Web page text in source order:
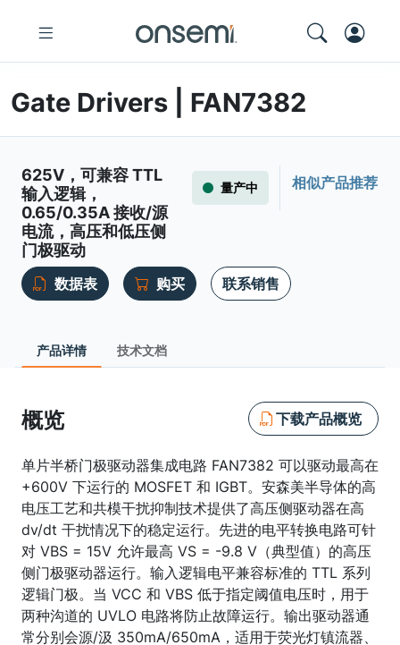
Gate Drivers | FAN7382
625V，可兼容 TTL
输入逻辑，
0.65/0.35A 接收/源
电流，高压和低压侧
门极驱动
量产中 相似产品推荐
数据表 购买 联系销售
产品详情 技术文档
概览 下载产品概览
单片半桥门极驱动器集成电路 FAN7382 可以驱动最高在
+600V 下运行的 MOSFET 和 IGBT。安森美半导体的高
电压工艺和共模干扰抑制技术提供了高压侧驱动器在高
dv/dt 干扰情况下的稳定运行。先进的电平转换电路可针
对 VBS = 15V 允许最高 VS = -9.8 V（典型值）的高压
侧门极驱动器运行。输入逻辑电平兼容标准的 TTL 系列
逻辑门极。当 VCC 和 VBS 低于指定阈值电压时，用于
两种沟道的 UVLO 电路将防止故障运行。输出驱动器通
常分别会源/汲 350mA/650mA，适用于荧光灯镇流器、